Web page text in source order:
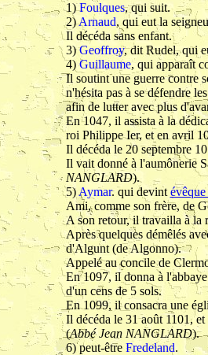
1)Foulques, qui suit.
2)Arnaud, qui eut la
Il décéda sans enfant.
3)Geoffroy, dit Rudel,qui
4)Guillaume, qui apparaît
Il soutint une guerre contre
n'hésita pas à se défendre
afin de lutter avec plus
En 1047, il assista à la
roi Philippe Ier, et en avril
Il décéda le 20 septembre
Il vait donné à l'aumônerie
NANGLARD).
5)Aymar. qui devint
Ami, comme son frère, de
A son retour, il travailla à la
Après quelques démêlés
d'Algunt (de Algonno).
Appelé au concile de
En 1097, il donna à
d'un cens de 5 sols.
En 1099, il consacra une
Il décéda le 31 août 1101,
(Abbé Jean NANGLARD).
6) peut-être Fredeland.